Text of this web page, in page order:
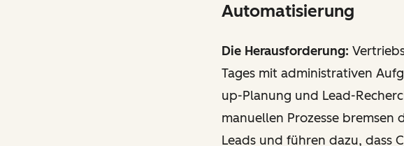
Automatisierung
Die Herausforderung:
Tages mit administrativen
up-Planung und Lead-
manuellen Prozesse
Leads und führen dazu, dass